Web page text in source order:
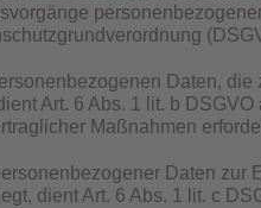
Daten,
Art. 6 Abs. 1 lit. b
Maßnahmen
Daten zur
dient Art. 6 Abs. 1 lit. c